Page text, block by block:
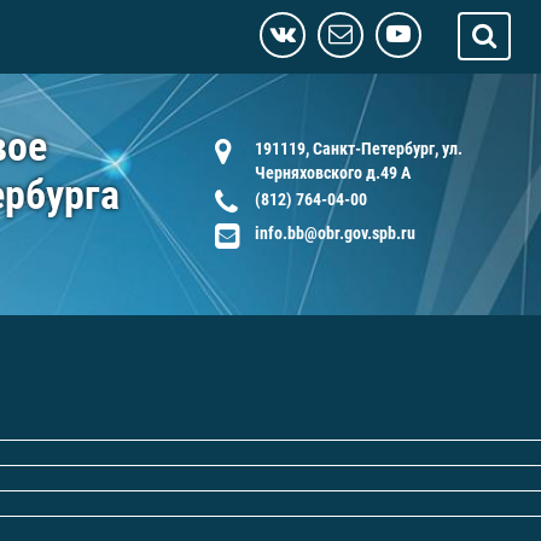
191119, Санкт-Петербург, ул.
Черняховского д.49 А
(812) 764-04-00
info.bb@obr.gov.spb.ru